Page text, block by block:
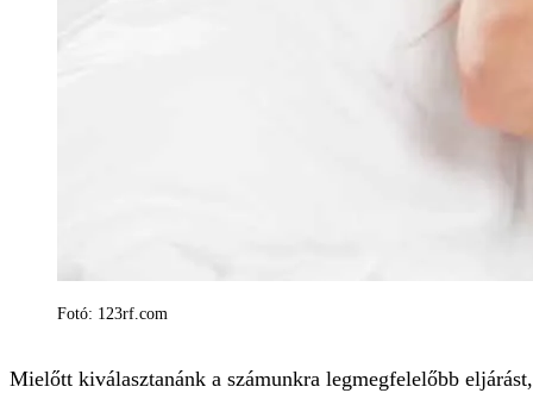
Fotó: 123rf.com
Mielőtt kiválasztanánk a számunkra legmegfelelőbb